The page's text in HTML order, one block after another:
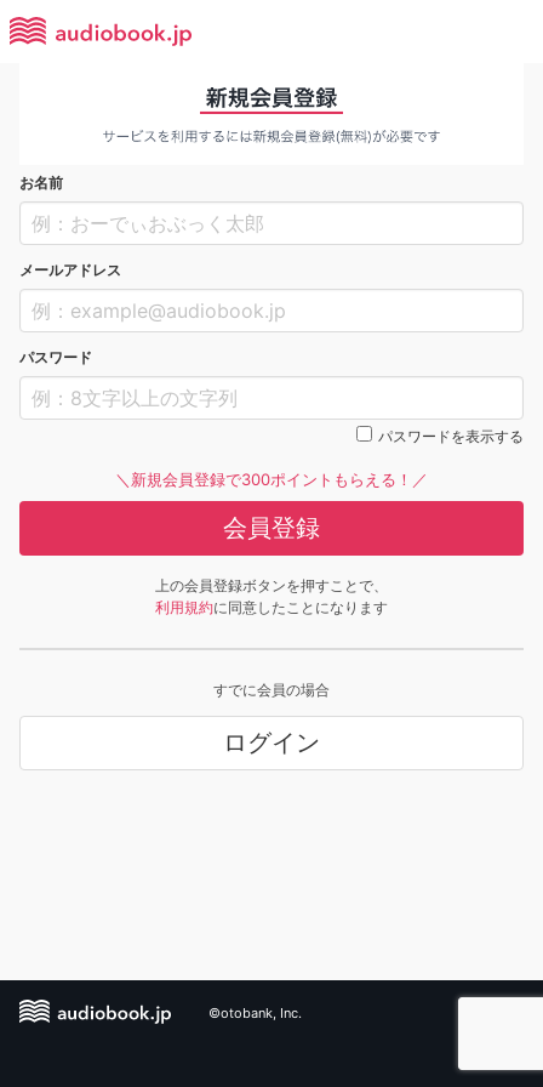
お名前
メールアドレス
パスワード
パスワードを表示する
＼新規会員登録で300ポイントもらえる！／
会員登録
上の会員登録ボタンを押すことで、
利用規約に同意したことになります
すでに会員の場合
ログイン
©otobank, Inc.